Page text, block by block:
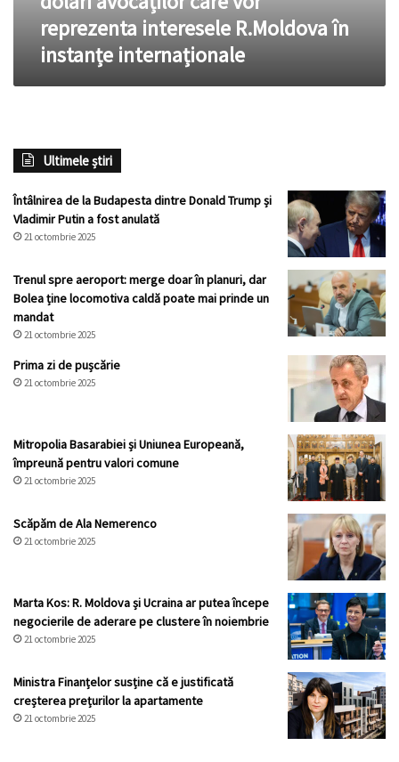
reprezenta
interesele
R.Moldova
instanțe
reprezenta interesele R.Moldova în
instanțe internaționale
Ultimele știri
Întâlnirea de la Budapesta dintre Donald Trump și
Vladimir Putin a fost anulată
21 octombrie 2025
Trenul spre aeroport: merge doar în planuri, dar
Bolea ține locomotiva caldă poate mai prinde un
mandat
21 octombrie 2025
Prima zi de pușcărie
21 octombrie 2025
Mitropolia Basarabiei și Uniunea Europeană,
împreună pentru valori comune
21 octombrie 2025
Scăpăm de Ala Nemerenco
21 octombrie 2025
Marta Kos: R. Moldova și Ucraina ar putea începe
negocierile de aderare pe clustere în noiembrie
21 octombrie 2025
Ministra Finanțelor susține că e justificată
creșterea prețurilor la apartamente
21 octombrie 2025